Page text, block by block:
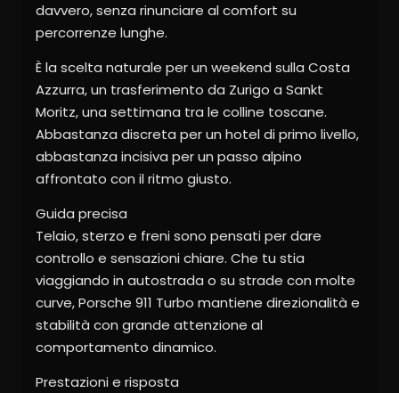
davvero, senza rinunciare al comfort su
percorrenze lunghe.
È la scelta naturale per un weekend sulla Costa
Azzurra, un trasferimento da Zurigo a Sankt
Moritz, una settimana tra le colline toscane.
Abbastanza discreta per un hotel di primo livello,
abbastanza incisiva per un passo alpino
affrontato con il ritmo giusto.
Guida precisa
Telaio, sterzo e freni sono pensati per dare
controllo e sensazioni chiare. Che tu stia
viaggiando in autostrada o su strade con molte
curve, Porsche 911 Turbo mantiene direzionalità e
stabilità con grande attenzione al
comportamento dinamico.
Prestazioni e risposta